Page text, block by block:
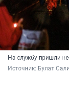
На службу пришли
Источник: Булат